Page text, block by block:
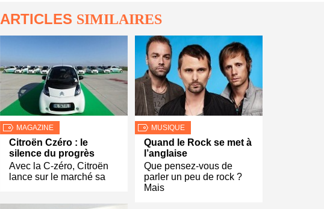
ARTICLES SIMILAIRES
MAGAZINE
Citroën Czéro : le
silence du progrès
Avec la C-zéro, Citroën
lance sur le marché sa
MUSIQUE
Quand le Rock se met à
l’anglaise
Que pensez-vous de
parler un peu de rock ?
Mais